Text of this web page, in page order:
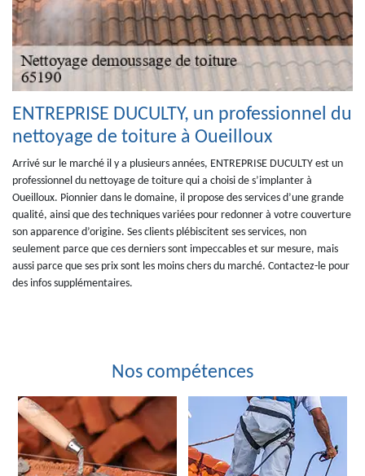
ENTREPRISE DUCULTY, un professionnel du
nettoyage de toiture à Oueilloux
Arrivé sur le marché il y a plusieurs années, ENTREPRISE DUCULTY est un
professionnel du nettoyage de toiture qui a choisi de s’implanter à
Oueilloux. Pionnier dans le domaine, il propose des services d’une grande
qualité, ainsi que des techniques variées pour redonner à votre couverture
son apparence d’origine. Ses clients plébiscitent ses services, non
seulement parce que ces derniers sont impeccables et sur mesure, mais
aussi parce que ses prix sont les moins chers du marché. Contactez-le pour
des infos supplémentaires.
Nos compétences